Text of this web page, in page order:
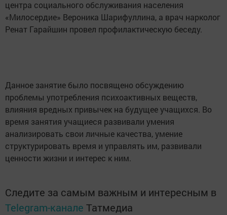
центра социального обслуживания населения
«Милосердие» Вероника Шарифуллина, а врач нарколог
Ренат Гарайшин провел профилактическую беседу.
Данное занятие было посвящено обсуждению
проблемы употребления психоактивных веществ,
влияния вредных привычек на будущее учащихся. Во
время занятия учащиеся развивали умения
анализировать свои личные качества, умение
структурировать время и управлять им, развивали
ценности жизни и интерес к ним.
Следите за самым важным и интересным в
Telegram-канале Татмедиа